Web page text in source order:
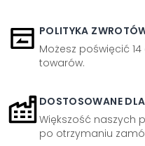
POLITYKA
Możesz poświęcić
towarów.
DOSTOSOWANE
Większość naszych
po otrzymaniu